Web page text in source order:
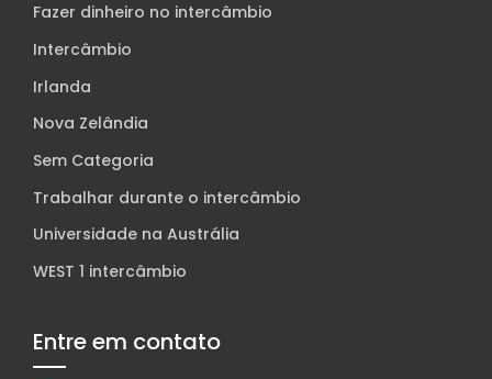
Fazer dinheiro no intercâmbio
Intercâmbio
Irlanda
Nova Zelândia
Sem Categoria
Trabalhar durante o intercâmbio
Universidade na Austrália
WEST 1 intercâmbio
Entre em contato